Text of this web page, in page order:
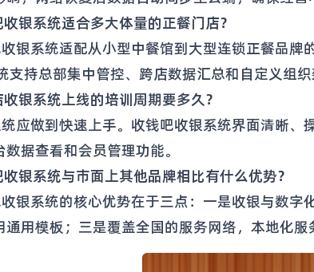
银系统适合多大体量的正餐门店？
银系统适配从小型中餐馆到大型连锁正餐品
支持总部集中管控、跨店数据汇总和自定义组
银系统上线的培训周期要多久？
应做到快速上手。收钱吧收银系统界面清晰、
据查看和会员管理功能。
银系统与市面上其他品牌相比有什么优势？
银系统的核心优势在于三点：一是收银与数
通用模板；三是覆盖全国的服务网络，本地化服